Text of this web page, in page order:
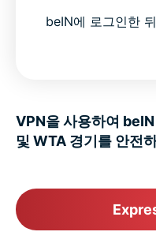
beIN에 로그인한
VPN을 사용하여
및 WTA 경기를 안전